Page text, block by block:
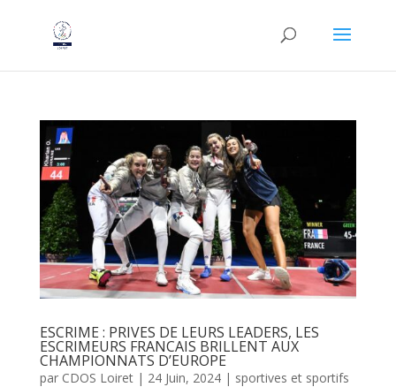
ESCRIME : PRIVES DE LEURS LEADERS, LES
ESCRIMEURS FRANCAIS BRILLENT AUX
CHAMPIONNATS D’EUROPE
par CDOS Loiret| 24 Juin, 2024| sportives et sportifs